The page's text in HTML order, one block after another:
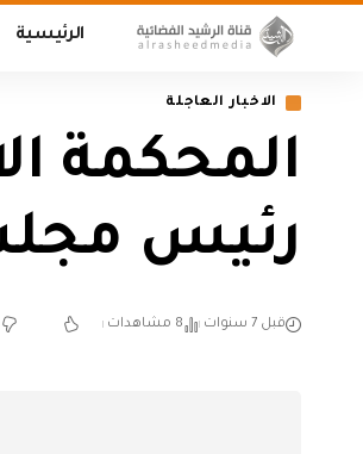
الرئيسية
الاخبار العاجلة
المحكمة
رئيس
قبل 7 سنوات 8 مشاهدات